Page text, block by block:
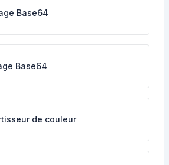
Base64
Base64
de couleur